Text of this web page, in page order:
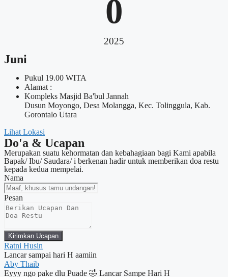
2025
0
Juni
Pukul 19.00 WITA
Alamat :
Kompleks Masjid Ba'bul Jannah
Dusun Moyongo, Desa Molangga, Kec. Tolinggula, Kab.
Gorontalo Utara
Lihat Lokasi
Do'a & Ucapan
Merupakan suatu kehormatan dan kebahagiaan bagi Kami apabila
Bapak/ Ibu/ Saudara/ i berkenan hadir untuk memberikan doa restu
kepada kedua mempelai.
Nama
Pesan
Kirimkan Ucapan
Ratni Husin
Lancar sampai hari H aamiin
Aby Thaib
Eyyy ngo pake dlu Puade 🤣 Lancar Sampe Hari H